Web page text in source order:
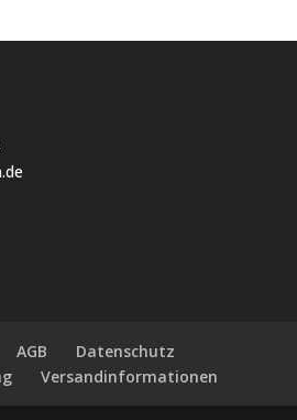
AGB
Datenschutz
Versandinformationen